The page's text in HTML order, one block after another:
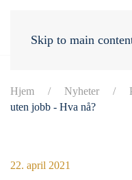
Skip to main
Hjem Nyheter
uten jobb - Hva nå?
22. april 2021